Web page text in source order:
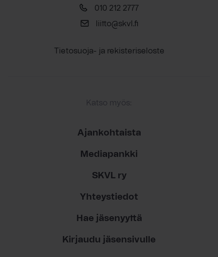
010 212 2777
liitto@skvl.fi
Tietosuoja- ja rekisteriseloste
Katso myös:
Ajankohtaista
Mediapankki
SKVL ry
Yhteystiedot
Hae jäsenyyttä
Kirjaudu jäsensivulle